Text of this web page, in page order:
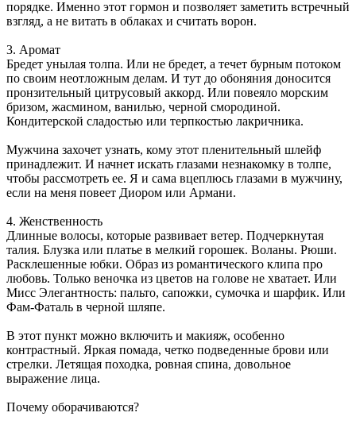
порядке. Именно этот гормон и позволяет заметить встречный
взгляд, а не витать в облаках и считать ворон.
3. Аромат
Бредет унылая толпа. Или не бредет, а течет бурным потоком
по своим неотложным делам. И тут до обоняния доносится
пронзительный цитрусовый аккорд. Или повеяло морским
бризом, жасмином, ванилью, черной смородиной.
Кондитерской сладостью или терпкостью лакричника.
Мужчина захочет узнать, кому этот пленительный шлейф
принадлежит. И начнет искать глазами незнакомку в толпе,
чтобы рассмотреть ее. Я и сама вцеплюсь глазами в мужчину,
если на меня повеет Диором или Армани.
4. Женственность
Длинные волосы, которые развивает ветер. Подчеркнутая
талия. Блузка или платье в мелкий горошек. Воланы. Рюши.
Расклешенные юбки. Образ из романтического клипа про
любовь. Только веночка из цветов на голове не хватает. Или
Мисс Элегантность: пальто, сапожки, сумочка и шарфик. Или
Фам-Фаталь в черной шляпе.
В этот пункт можно включить и макияж, особенно
контрастный. Яркая помада, четко подведенные брови или
стрелки. Летящая походка, ровная спина, довольное
выражение лица.
Почему оборачиваются?